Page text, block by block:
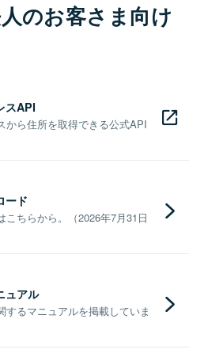
のお客さま向け
スAPI
から住所を取得できる公式API
ード
ちらから。（2026年7月31日
ュアル
るマニュアルを掲載していま